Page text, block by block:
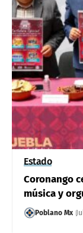
Estado
Coronango
música y
Poblano Mx